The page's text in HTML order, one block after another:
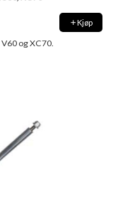
Kjøp
og XC70.